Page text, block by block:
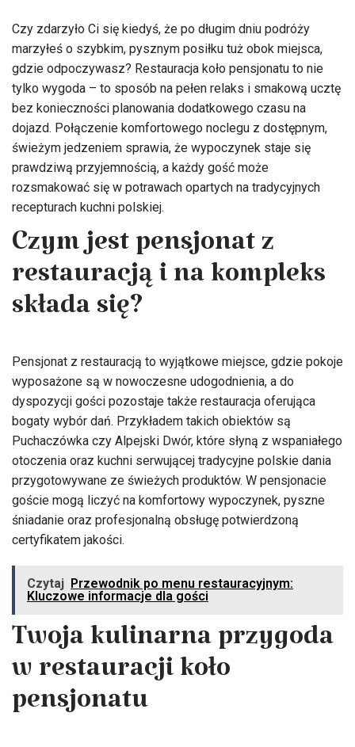
Czy zdarzyło Ci się kiedyś, że po długim dniu podróży
marzyłeś o szybkim, pysznym posiłku tuż obok miejsca,
gdzie odpoczywasz? Restauracja koło pensjonatu to nie
tylko wygoda – to sposób na pełen relaks i smakową ucztę
bez konieczności planowania dodatkowego czasu na
dojazd. Połączenie komfortowego noclegu z dostępnym,
świeżym jedzeniem sprawia, że wypoczynek staje się
prawdziwą przyjemnością, a każdy gość może
rozsmakować się w potrawach opartych na tradycyjnych
recepturach kuchni polskiej.
Czym jest pensjonat z
restauracją i na kompleks
składa się?
Pensjonat z restauracją to wyjątkowe miejsce, gdzie pokoje
wyposażone są w nowoczesne udogodnienia, a do
dyspozycji gości pozostaje także restauracja oferująca
bogaty wybór dań. Przykładem takich obiektów są
Puchaczówka czy Alpejski Dwór, które słyną z wspaniałego
otoczenia oraz kuchni serwującej tradycyjne polskie dania
przygotowywane ze świeżych produktów. W pensjonacie
goście mogą liczyć na komfortowy wypoczynek, pyszne
śniadanie oraz profesjonalną obsługę potwierdzoną
certyfikatem jakości.
Czytaj Przewodnik po menu restauracyjnym:
Kluczowe informacje dla gości
Twoja kulinarna przygoda
w restauracji koło
pensjonatu